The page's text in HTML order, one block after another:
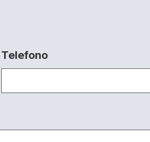
Telefono